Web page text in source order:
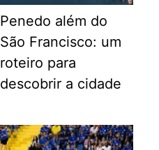
Penedo além do
São Francisco: um
roteiro para
descobrir a cidade